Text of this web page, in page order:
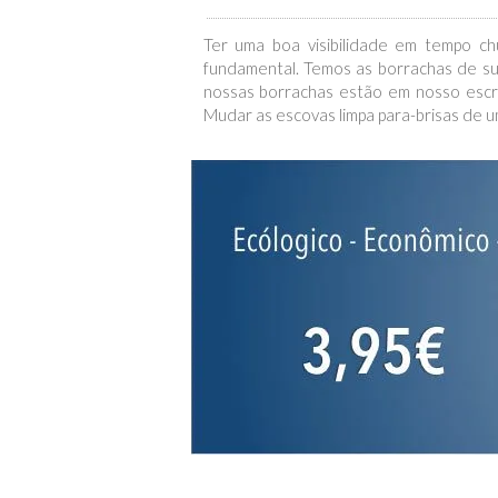
Ter uma boa visibilidade em tempo
fundamental. Temos as borrachas de
nossas borrachas estão em nosso
Mudar as escovas limpa para-brisas de